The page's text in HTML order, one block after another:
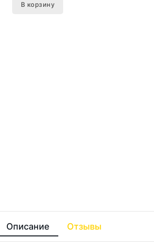
В корзину
Описание Отзывы